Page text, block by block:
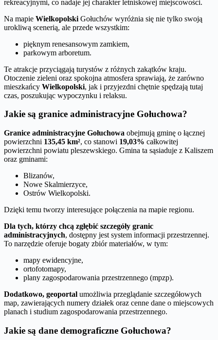
rekreacyjnymi, co nadaje jej charakter letniskowej miejscowości.
Na mapie Wielkopolski Gołuchów wyróżnia się nie tylko swoją
urokliwą scenerią, ale przede wszystkim:
pięknym renesansowym zamkiem,
parkowym arboretum.
Te atrakcje przyciągają turystów z różnych zakątków kraju.
Otoczenie zieleni oraz spokojna atmosfera sprawiają, że zarówno
mieszkańcy Wielkopolski, jak i przyjezdni chętnie spędzają tutaj
czas, poszukując wypoczynku i relaksu.
Jakie są granice administracyjne Gołuchowa?
Granice administracyjne Gołuchowa obejmują gminę o łącznej
powierzchni 135,45 km², co stanowi 19,03% całkowitej
powierzchni powiatu pleszewskiego. Gmina ta sąsiaduje z Kaliszem
oraz gminami:
Blizanów,
Nowe Skalmierzyce,
Ostrów Wielkopolski.
Dzięki temu tworzy interesujące połączenia na mapie regionu.
Dla tych, którzy chcą zgłębić szczegóły granic
administracyjnych, dostępny jest system informacji przestrzennej.
To narzędzie oferuje bogaty zbiór materiałów, w tym:
mapy ewidencyjne,
ortofotomapy,
plany zagospodarowania przestrzennego (mpzp).
Dodatkowo, geoportal umożliwia przeglądanie szczegółowych
map, zawierających numery działek oraz cenne dane o miejscowych
planach i studium zagospodarowania przestrzennego.
Jakie są dane demograficzne Gołuchowa?